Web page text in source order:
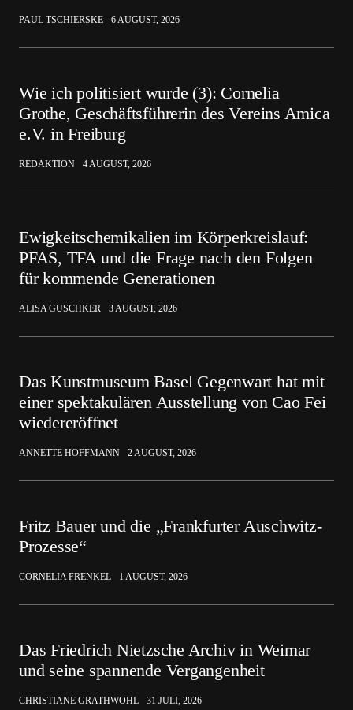
PAUL TSCHIERSKE 6 AUGUST, 2026
Wie ich politisiert wurde (3): Cornelia
Grothe, Geschäftsführerin des Vereins Amica
e.V. in Freiburg
REDAKTION 4 AUGUST, 2026
Ewigkeitschemikalien im Körperkreislauf:
PFAS, TFA und die Frage nach den Folgen
für kommende Generationen
ALISA GUSCHKER 3 AUGUST, 2026
Das Kunstmuseum Basel Gegenwart hat mit
einer spektakulären Ausstellung von Cao Fei
wiedereröffnet
ANNETTE HOFFMANN 2 AUGUST, 2026
Fritz Bauer und die „Frankfurter Auschwitz-
Prozesse“
CORNELIA FRENKEL 1 AUGUST, 2026
Das Friedrich Nietzsche Archiv in Weimar
und seine spannende Vergangenheit
CHRISTIANE GRATHWOHL 31 JULI, 2026